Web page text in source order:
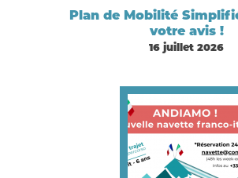
Plan de Mobilité
votre avis !
16 juillet 2026